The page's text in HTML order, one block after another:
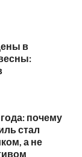
в
почему
стал
а не